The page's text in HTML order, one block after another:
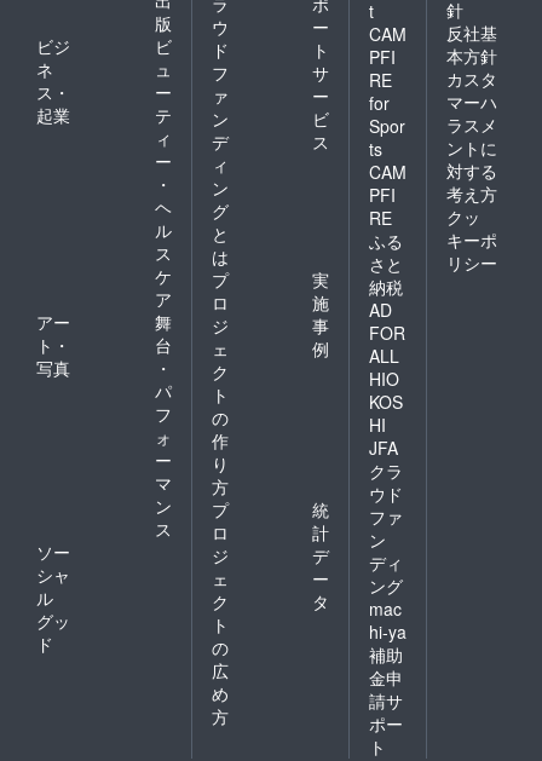
版
ビジ
ネ
ス・
起業
ビ
ュ
ー
テ
ィ
ー
・
ヘ
ル
ス
ケ
ア
アー
ト・
写真
舞
台
・
パ
フ
ォ
ー
マ
ン
ス
ソー
シャ
ル
グッ
ド
ウ
ド
フ
ァ
ン
デ
ィ
ン
グ
と
は
ー
ト
サ
ー
ビ
ス
プ
ロ
ジ
ェ
ク
ト
の
作
り
方
実
施
事
例
プ
ロ
ジ
ェ
ク
ト
の
広
め
方
統
計
デ
ー
タ
t
CAM
PFI
RE
for
Spor
ts
CAM
PFI
RE
ふる
さと
納税
AD
FOR
ALL
HIO
KOS
HI
JFA
クラ
ウド
ファ
ン
ディ
ング
mac
hi-ya
補助
金申
請サ
ポー
ト
針
反社基
本方針
カスタ
マーハ
ラスメ
ントに
対する
考え方
クッ
キーポ
リシー